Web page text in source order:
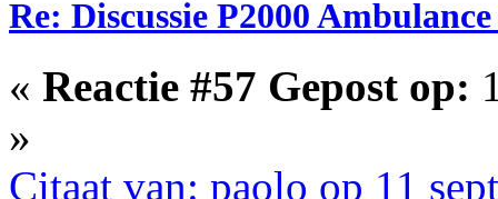
Re: Discussie P2000
« Reactie #57 Gepost op:
»
Citaat van: paolo op 11